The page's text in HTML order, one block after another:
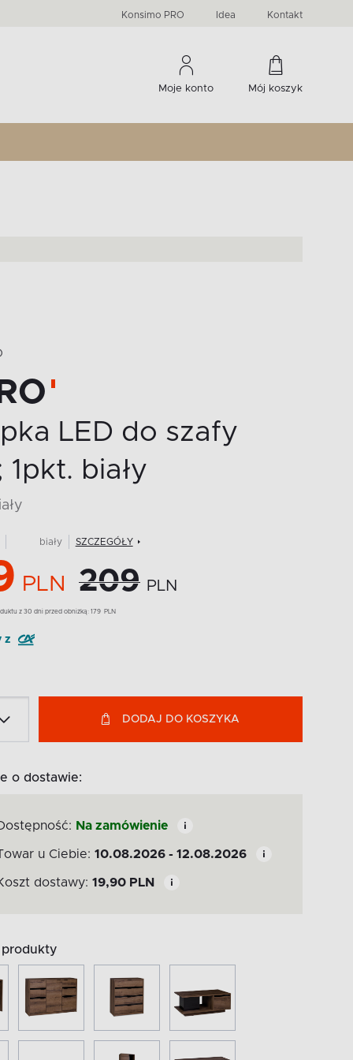
Konsimo PRO Idea Kontakt
Moje konto Mój koszyk
Komody, szafki RTV, witryny...
-33 %
Liczba produktów:60
Liczba produktów:274
LED do szafy
1pkt. biały
biały SZCZEGÓŁY
PLN 209 PLN
z 30 dni przed obniżką: 179 PLN
z
DODAJ DO KOSZYKA
o dostawie:
Na zamówienie
u Ciebie: 10.08.2026 - 12.08.2026
dostawy: 19,90 PLN